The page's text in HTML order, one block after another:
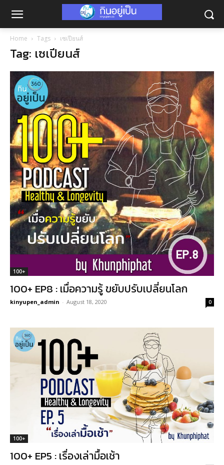
Home Tags เซเปียนส์
Tag: เซเปียนส์
100+
100+ EP8 : เมื่อความรู้ ขยับปรับเปลี่ยนโลก
kinyupen_admin - August 18, 2020 0
100+
100+ EP5 : เรื่องเล่ามื้อเช้า